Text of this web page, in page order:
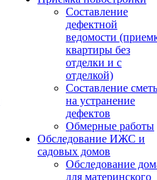
Составление
дефектной
ведомости
квартиры без
отделки и с
отделкой)
Составление
на устранение
дефектов
Обмерные работы
Обследование ИЖС и
садовых домов
Обследование
для материнского